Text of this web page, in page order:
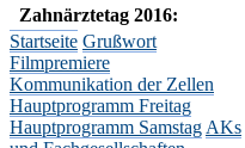
Zahnärztetag 2016:
Startseite Grußwort
Filmpremiere
Kommunikation der Zellen
Hauptprogramm Freitag
Hauptprogramm Samstag AKs